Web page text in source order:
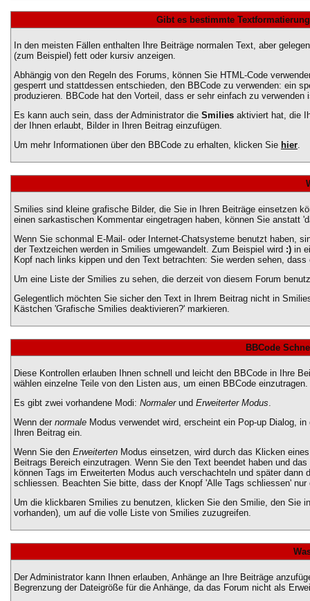
Gibt es bestimmte
In den meisten Fällen enthalten Ihre Beiträge normalen Text, aber
(zum Beispiel) fett oder kursiv anzeigen.
Abhängig von den Regeln des Forums, können Sie HTML-Code
gesperrt und stattdessen entschieden, den BBCode zu verwenden: ein
produzieren. BBCode hat den Vorteil, dass er sehr einfach zu
Es kann auch sein, dass der Administrator die Smilies aktiviert hat, die
der Ihnen erlaubt, Bilder in Ihren Beitrag einzufügen.
Um mehr Informationen über den BBCode zu erhalten, klicken Sie hier.
Smilies sind kleine grafische Bilder, die Sie in Ihren Beiträge einsetzen
einen sarkastischen Kommentar eingetragen haben, können Sie anstatt
Wenn Sie schonmal E-Mail- oder Internet-Chatsysteme benutzt haben,
der Textzeichen werden in Smilies umgewandelt. Zum Beispiel wird :) in
Kopf nach links kippen und den Text betrachten: Sie werden sehen,
Um eine Liste der Smilies zu sehen, die derzeit von diesem Forum
Gelegentlich möchten Sie sicher den Text in Ihrem Beitrag nicht in
Kästchen 'Grafische Smilies deaktivieren?' markieren.
BBCode
Diese Kontrollen erlauben Ihnen schnell und leicht den BBCode in Ihre
wählen einzelne Teile von den Listen aus, um einen BBCode einzutragen.
Es gibt zwei vorhandene Modi: Normalerund Erweiterter Modus.
Wenn der normale Modus verwendet wird, erscheint ein Pop-up Dialog,
Ihren Beitrag ein.
Wenn Sie den Erweiterten Modus einsetzen, wird durch das Klicken
Beitrags Bereich einzutragen. Wenn Sie den Text beendet haben und
können Tags im Erweiterten Modus auch verschachteln und später dann
schliessen. Beachten Sie bitte, dass der Knopf 'Alle Tags schliessen'
Um die klickbaren Smilies zu benutzen, klicken Sie den Smilie, den Sie
vorhanden), um auf die volle Liste von Smilies zuzugreifen.
Der Administrator kann Ihnen erlauben, Anhänge an Ihre Beiträge
Begrenzung der Dateigröße für die Anhänge, da das Forum nicht als